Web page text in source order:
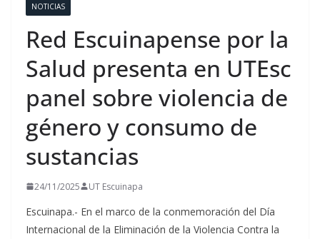
NOTICIAS
Red Escuinapense por la
Salud presenta en UTEsc
panel sobre violencia de
género y consumo de
sustancias
24/11/2025 UT Escuinapa
Escuinapa.- En el marco de la conmemoración del Día
Internacional de la Eliminación de la Violencia Contra la